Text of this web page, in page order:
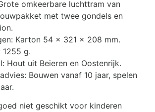
omkeerbare luchttram van
met twee gondels en
Karton 54 x 321 x 208 mm.
1255 g.
Hout uit Beieren en Oostenrijk.
Bouwen vanaf 10 jaar, spelen
niet geschikt voor kinderen